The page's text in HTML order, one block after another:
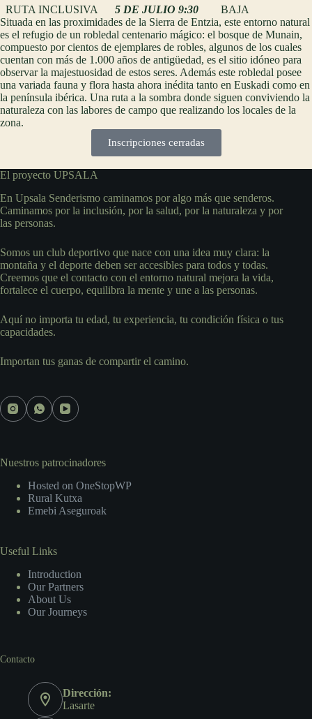
RUTA INCLUSIVA
5 DE JULIO 9:30
BAJA
Situada en las proximidades de la Sierra de Entzia, este entorno natural
es el refugio de un robledal centenario mágico: el bosque de Munain,
compuesto por cientos de ejemplares de robles, algunos de los cuales
cuentan con más de 1.000 años de antigüedad, es el sitio idóneo para
observar la majestuosidad de estos seres. Además este robledal posee
una variada fauna y flora hasta ahora inédita tanto en Euskadi como en
la península ibérica. Una ruta a la sombra donde siguen conviviendo la
naturaleza con las labores de campo que realizando los locales de la
zona.
Inscripciones cerradas
El proyecto UPSALA
En Upsala Senderismo caminamos por algo más que senderos.
Caminamos por la inclusión, por la salud, por la naturaleza y por
las personas.
Somos un club deportivo que nace con una idea muy clara: la
montaña y el deporte deben ser accesibles para todos y todas.
Creemos que el contacto con el entorno natural mejora la vida,
fortalece el cuerpo, equilibra la mente y une a las personas.
Aquí no importa tu edad, tu experiencia, tu condición física o tus
capacidades.
Importan tus ganas de compartir el camino.
Nuestros patrocinadores
Hosted on OneStopWP
Rural Kutxa
Emebi Aseguroak
Useful Links
Introduction
Our Partners
About Us
Our Journeys
Contacto
Dirección:
Lasarte